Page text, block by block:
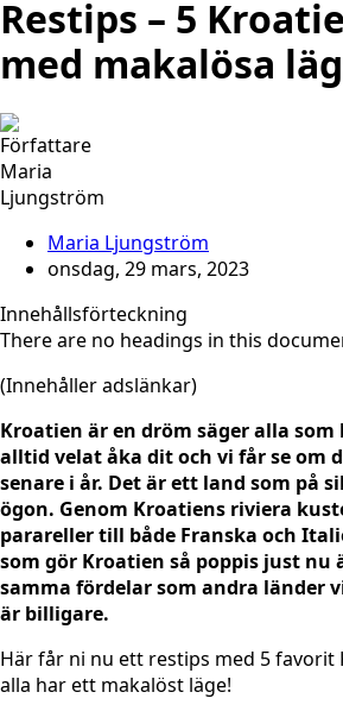
Restips – 5
med makalösa
Maria Ljungström
onsdag, 29 mars, 2023
Innehållsförteckning
There are no headings in this
(Innehåller adslänkar)
Kroatien är en dröm säger alla som
alltid velat åka dit och vi får se om
senare i år. Det är ett land som på
ögon. Genom Kroatiens riviera
parareller till både Franska och
som gör Kroatien så poppis just nu
samma fördelar som andra länder
är billigare.
Här får ni nu ett restips med 5 favorit
alla har ett makalöst läge!